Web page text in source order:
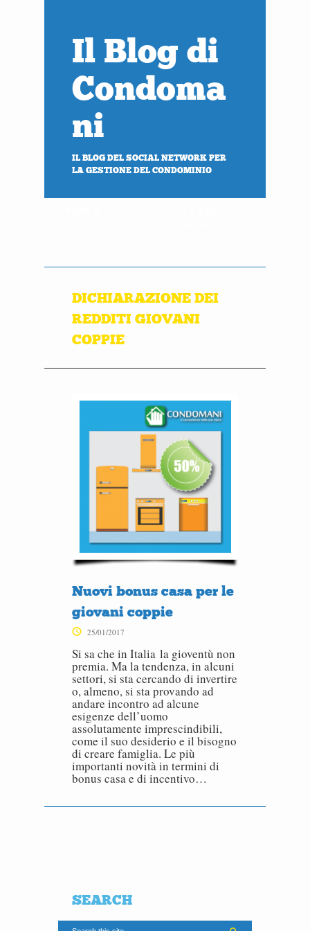
Il Blog di
Condoma
ni
IL BLOG DEL SOCIAL NETWORK PER
LA GESTIONE DEL CONDOMINIO
DICHIARAZIONE DEI
REDDITI GIOVANI
COPPIE
Nuovi bonus casa per le
giovani coppie
25/01/2017
Si sa che in Italia la gioventù non
premia. Ma la tendenza, in alcuni
settori, si sta cercando di invertire
o, almeno, si sta provando ad
andare incontro ad alcune
esigenze dell’uomo
assolutamente imprescindibili,
come il suo desiderio e il bisogno
di creare famiglia. Le più
importanti novità in termini di
bonus casa e di incentivo…
SEARCH